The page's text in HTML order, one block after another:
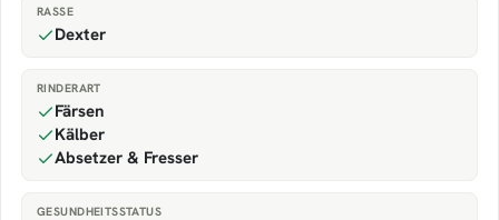
RASSE
Dexter
RINDERART
Färsen
Kälber
Absetzer & Fresser
GESUNDHEITSSTATUS